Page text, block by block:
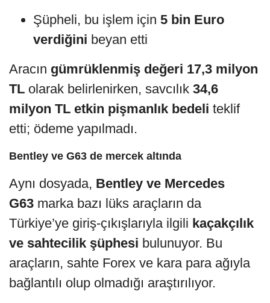
Şüpheli, bu işlem için 5 bin Euro
verdiğini beyan etti
Aracın gümrüklenmiş değeri 17,3 milyon
TL olarak belirlenirken, savcılık 34,6
milyon TL etkin pişmanlık bedeli teklif
etti; ödeme yapılmadı.
Bentley ve G63 de mercek altında
Aynı dosyada, Bentley ve Mercedes
G63 marka bazı lüks araçların da
Türkiye’ye giriş-çıkışlarıyla ilgili kaçakçılık
ve sahtecilik şüphesi bulunuyor. Bu
araçların, sahte Forex ve kara para ağıyla
bağlantılı olup olmadığı araştırılıyor.